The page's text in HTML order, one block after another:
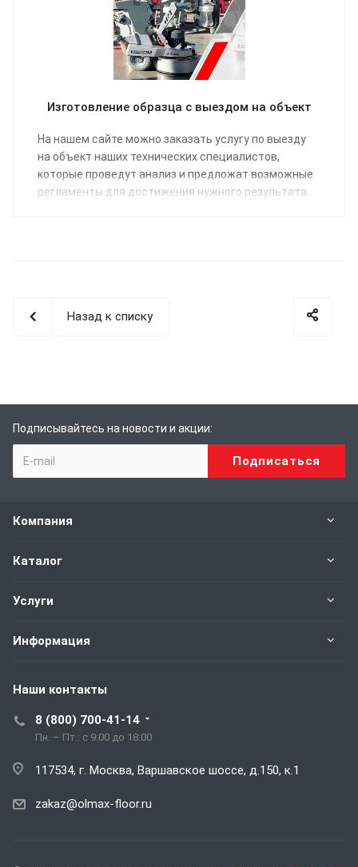
Изготовление образца с выездом на объект
На нашем сайте можно заказать услугу по выезду
на объект наших технических специалистов,
которые проведут анализ и предложат возможные
регламенты для достижения нужного результата.
Назад к списку
Подписывайтесь на новости и акции:
Компания
Каталог
Услуги
Информация
Наши контакты
8 (800) 700-41-14
Пн. – Пт.: с 9:00 до 18:00
117534, г. Москва, Варшавское шоссе, д.150, к.1
zakaz@olmax-floor.ru